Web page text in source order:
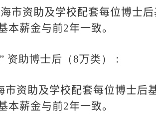
市资助及学校配套每位博士
本薪金与前2年一致。
资助博士后（8万类）：
市资助及学校配套每位博士后
本薪金与前2年一致。